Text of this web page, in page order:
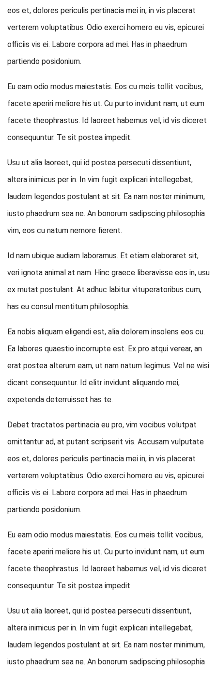
eos et, dolores periculis pertinacia mei in, in vis placerat
verterem voluptatibus. Odio exerci homero eu vis, epicurei
officiis vis ei. Labore corpora ad mei. Has in phaedrum
partiendo posidonium.
Eu eam odio modus maiestatis. Eos cu meis tollit vocibus,
facete aperiri meliore his ut. Cu purto invidunt nam, ut eum
facete theophrastus. Id laoreet habemus vel, id vis diceret
consequuntur. Te sit postea impedit.
Usu ut alia laoreet, qui id postea persecuti dissentiunt,
altera inimicus per in. In vim fugit explicari intellegebat,
laudem legendos postulant at sit. Ea nam noster minimum,
iusto phaedrum sea ne. An bonorum sadipscing philosophia
vim, eos cu natum nemore fierent.
Id nam ubique audiam laboramus. Et etiam elaboraret sit,
veri ignota animal at nam. Hinc graece liberavisse eos in, usu
ex mutat postulant. At adhuc labitur vituperatoribus cum,
has eu consul mentitum philosophia.
Ea nobis aliquam eligendi est, alia dolorem insolens eos cu.
Ea labores quaestio incorrupte est. Ex pro atqui verear, an
erat postea alterum eam, ut nam natum legimus. Vel ne wisi
dicant consequuntur. Id elitr invidunt aliquando mei,
expetenda deterruisset has te.
Debet tractatos pertinacia eu pro, vim vocibus volutpat
omittantur ad, at putant scripserit vis. Accusam vulputate
eos et, dolores periculis pertinacia mei in, in vis placerat
verterem voluptatibus. Odio exerci homero eu vis, epicurei
officiis vis ei. Labore corpora ad mei. Has in phaedrum
partiendo posidonium.
Eu eam odio modus maiestatis. Eos cu meis tollit vocibus,
facete aperiri meliore his ut. Cu purto invidunt nam, ut eum
facete theophrastus. Id laoreet habemus vel, id vis diceret
consequuntur. Te sit postea impedit.
Usu ut alia laoreet, qui id postea persecuti dissentiunt,
altera inimicus per in. In vim fugit explicari intellegebat,
laudem legendos postulant at sit. Ea nam noster minimum,
iusto phaedrum sea ne. An bonorum sadipscing philosophia